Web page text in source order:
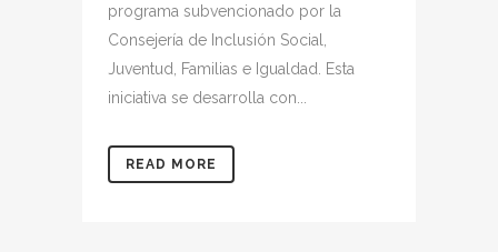
programa subvencionado por la
Consejería de Inclusión Social,
Juventud, Familias e Igualdad. Esta
iniciativa se desarrolla con...
READ MORE